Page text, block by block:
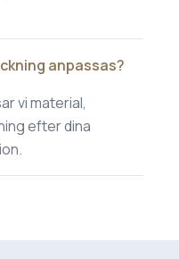
anpassas?
vi material,
efter dina